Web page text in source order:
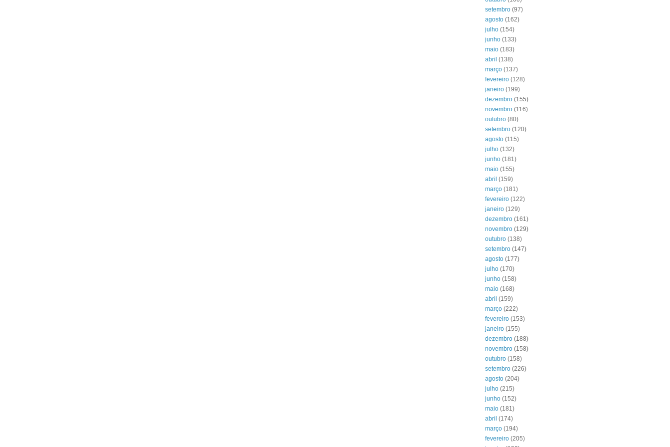
setembro (97)
agosto (162)
julho (154)
junho (133)
maio (183)
abril (138)
março (137)
fevereiro (128)
janeiro (199)
dezembro (155)
novembro (116)
outubro (80)
setembro (120)
agosto (115)
julho (132)
junho (181)
maio (155)
abril (159)
março (181)
fevereiro (122)
janeiro (129)
dezembro (161)
novembro (129)
outubro (138)
setembro (147)
agosto (177)
julho (170)
junho (158)
maio (168)
abril (159)
março (222)
fevereiro (153)
janeiro (155)
dezembro (188)
novembro (158)
outubro (158)
setembro (226)
agosto (204)
julho (215)
junho (152)
maio (181)
abril (174)
março (194)
fevereiro (205)